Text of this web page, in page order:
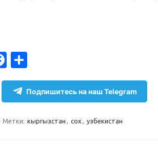
Fa
c
e
o
т
п
а
Подпишитесь на наш Telegram
Метки: кыргызстан , сох , узбекистан